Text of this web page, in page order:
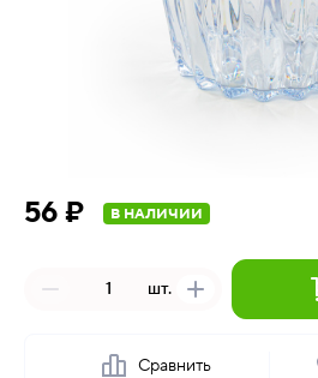
56 ₽ В НАЛИЧИИ
шт.
Сравнить